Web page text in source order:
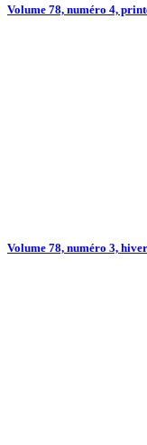
Volume 78, numéro 4,
Volume 78, numéro 3,